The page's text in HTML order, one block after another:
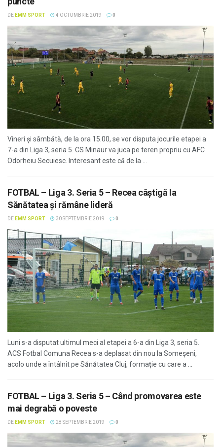
DE EMM SPORT 4 OCTOMBRIE 2019 0
Vineri și sâmbătă, de la ora 15.00, se vor disputa jocurile etapei a
7-a din Liga 3, seria 5. CS Minaur va juca pe teren propriu cu AFC
Odorheiu Secuiesc. Interesant este că de la ...
FOTBAL – Liga 3. Seria 5 – Recea câștigă la
Sănătatea și rămâne lideră
DE EMM SPORT 30 SEPTEMBRIE 2019 0
Luni s-a disputat ultimul meci al etapei a 6-a din Liga 3, seria 5.
ACS Fotbal Comuna Recea s-a deplasat din nou la Someșeni,
acolo unde a întâlnit pe Sănătatea Cluj, formație cu care a ...
FOTBAL – Liga 3. Seria 5 – Când promovarea este
mai degrabă o poveste
DE EMM SPORT 28 SEPTEMBRIE 2019 0